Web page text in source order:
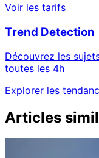
Voir les tarifs
Trend Detection
Découvrez les
toutes les 4h
Explorer les
Articles